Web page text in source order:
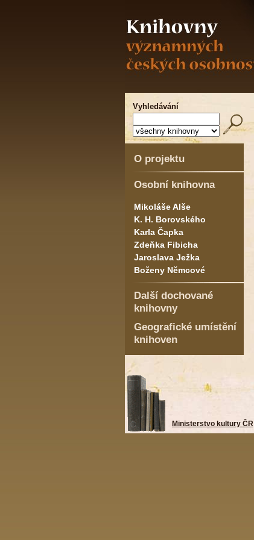
Vyhledávání
O projektu
Osobní knihovna
Mikoláše Alše
K. H. Borovského
Karla Čapka
Zdeňka Fibicha
Jaroslava Ježka
Boženy Němcové
Další dochované
knihovny
Geografické umístění
knihoven
Ministerstvo kultury ČR